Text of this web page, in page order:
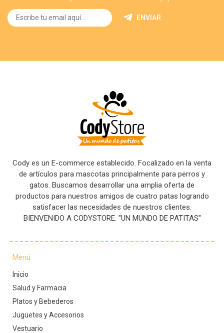
ENVIAR
Cody es un E-commerce establecido. Focalizado en la venta
de artículos para mascotas principalmente para perros y
gatos. Buscamos desarrollar una amplia oferta de
productos para nuestros amigos de cuatro patas logrando
satisfacer las necesidades de nuestros clientes.
BIENVENIDO A CODYSTORE. "UN MUNDO DE PATITAS"
Menú
Inicio
Salud y Farmacia
Platos y Bebederos
Juguetes y Accesorios
Vestuario